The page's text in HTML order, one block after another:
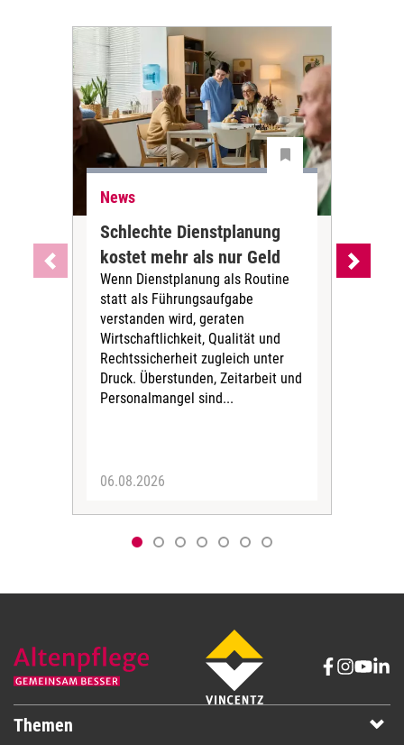
News
Schlechte Dienstplanung
kostet mehr als nur Geld
Wenn Dienstplanung als Routine
statt als Führungsaufgabe
verstanden wird, geraten
Wirtschaftlichkeit, Qualität und
Rechtssicherheit zugleich unter
Druck. Überstunden, Zeitarbeit und
Personalmangel sind...
06.08.2026
Themen